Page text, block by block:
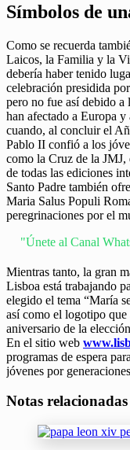
Símbolos de
Como se recuerda
Laicos, la Familia y la
debería haber tenido
celebración presidida
pero no fue así debido a
han afectado a Europa
cuando, al concluir el
Pablo II confió a los
como la Cruz de la JMJ,
de todas las ediciones
Santo Padre también
Maria Salus Populi
peregrinaciones por el
"Únete al Canal
Mientras tanto, la gran
Lisboa está trabajando
elegido el tema “María
así como el logotipo que
aniversario de la
En el sitio web
programas de espera
jóvenes por
Notas relacionadas